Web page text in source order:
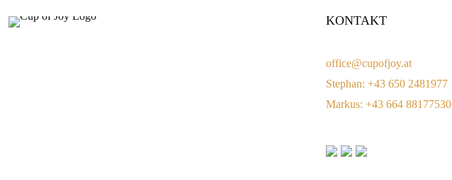
KONTAKT
office@cupofjoy.at
Stephan: +43 650 2481977
Markus: +43 664 88177530